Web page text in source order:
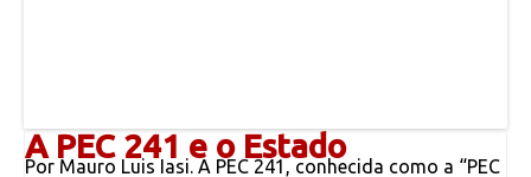
A PEC 241 e o Estado
Por Mauro Luis Iasi. A PEC 241, conhecida como a “PEC